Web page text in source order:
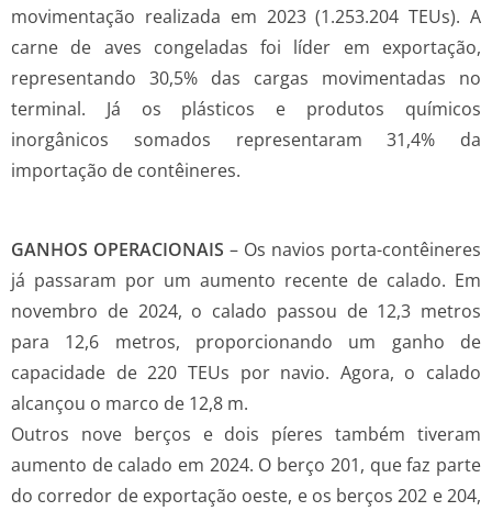
movimentação realizada em 2023 (1.253.204 TEUs). A
carne de aves congeladas foi líder em exportação,
representando 30,5% das cargas movimentadas no
terminal. Já os plásticos e produtos químicos
inorgânicos somados representaram 31,4% da
importação de contêineres.
GANHOS OPERACIONAIS – Os navios porta-contêineres
já passaram por um aumento recente de calado. Em
novembro de 2024, o calado passou de 12,3 metros
para 12,6 metros, proporcionando um ganho de
capacidade de 220 TEUs por navio. Agora, o calado
alcançou o marco de 12,8 m.
Outros nove berços e dois píeres também tiveram
aumento de calado em 2024. O berço 201, que faz parte
do corredor de exportação oeste, e os berços 202 e 204,